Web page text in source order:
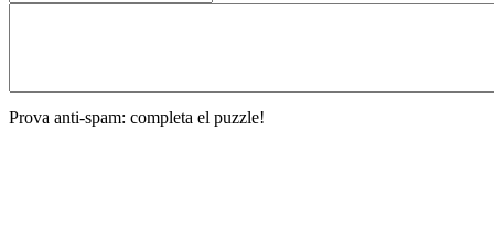
Prova anti-spam: completa el puzzle!